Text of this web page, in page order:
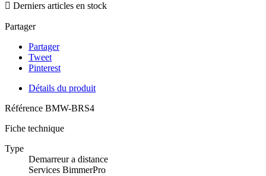
 Derniers articles en stock
Partager
Partager
Tweet
Pinterest
Détails du produit
Référence BMW-BRS4
Fiche technique
Type
Demarreur a distance
Services BimmerPro